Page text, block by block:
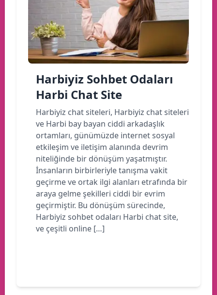
Harbiyiz Sohbet Odaları
Harbi Chat Site
Harbiyiz chat siteleri, Harbiyiz chat siteleri
ve Harbi bay bayan ciddi arkadaşlık
ortamları, günümüzde internet sosyal
etkileşim ve iletişim alanında devrim
niteliğinde bir dönüşüm yaşatmıştır.
İnsanların birbirleriyle tanışma vakit
geçirme ve ortak ilgi alanları etrafında bir
araya gelme şekilleri ciddi bir evrim
geçirmiştir. Bu dönüşüm sürecinde,
Harbiyiz sohbet odaları Harbi chat site,
ve çeşitli online […]